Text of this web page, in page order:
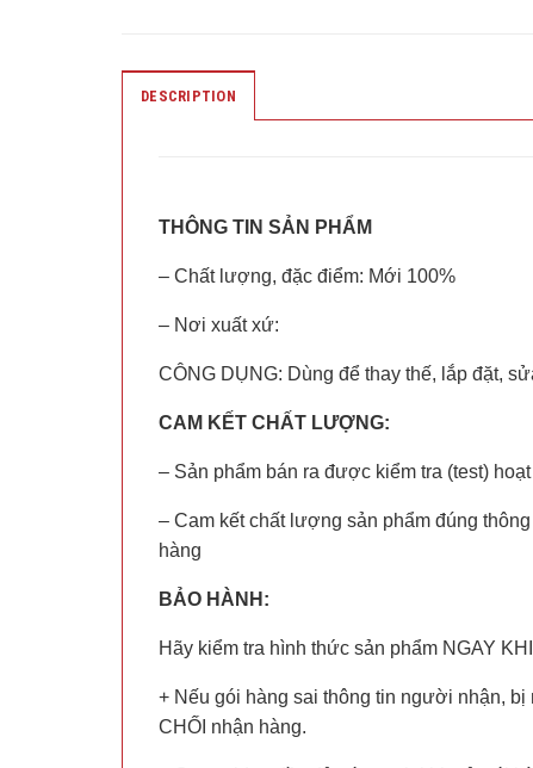
DESCRIPTION
THÔNG TIN SẢN PHẨM
– Chất lượng, đặc điểm: Mới 100%
– Nơi xuất xứ:
CÔNG DỤNG: Dùng để thay thế, lắp đặt,
CAM KẾT CHẤT LƯỢNG:
– Sản phẩm bán ra được kiểm tra (test)
– Cam kết chất lượng sản phẩm đúng
hàng
BẢO HÀNH:
Hãy kiểm tra hình thức sản phẩm NGAY
+ Nếu gói hàng sai thông tin người nhận,
CHỐI nhận hàng.